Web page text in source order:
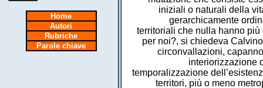
Home
Autori
Rubriche
Parole chiave
iniziali o naturali della
gerarchicamente
territoriali che nulla hanno più
per noi?, si chiedeva
circonvallazioni,
interiorizzazione
temporalizzazione
territori, più o meno